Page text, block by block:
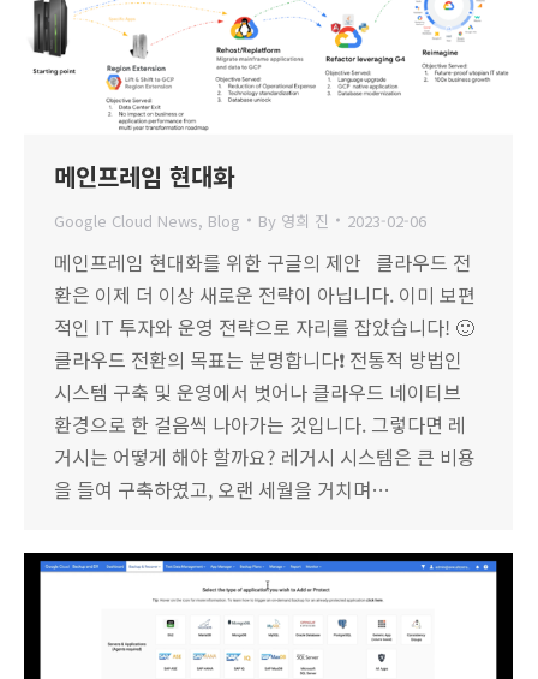
메인프레임 현대화
Google Cloud News, Blog By 영희 진 2023-02-06
메인프레임 현대화를 위한 구글의 제안 클라우드 전
환은 이제 더 이상 새로운 전략이 아닙니다. 이미 보편
적인 IT 투자와 운영 전략으로 자리를 잡았습니다! 🙂
클라우드 전환의 목표는 분명합니다❗ 전통적 방법인
시스템 구축 및 운영에서 벗어나 클라우드 네이티브
환경으로 한 걸음씩 나아가는 것입니다. 그렇다면 레
거시는 어떻게 해야 할까요? 레거시 시스템은 큰 비용
을 들여 구축하였고, 오랜 세월을 거치며…